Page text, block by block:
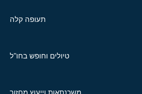
תעופה קלה
טיולים וחופש בחו"ל
משכנתאות וייעוץ מחזור